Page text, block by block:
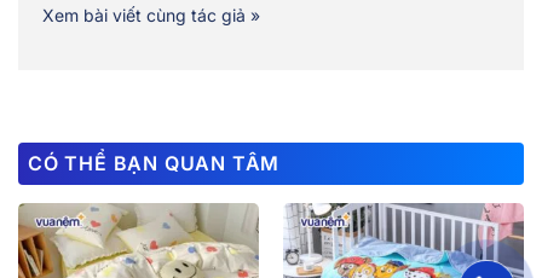
Xem bài viết cùng tác giả »
CÓ THỂ BẠN QUAN TÂM